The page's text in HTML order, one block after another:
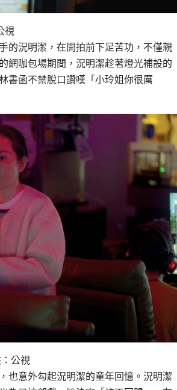
視
的況明潔，在開拍前下足苦功，不僅親
網咖包場期間，況明潔趁著燈光補設的
書函不禁脫口讚嘆「小玲姐你很厲
公視
也意外勾起況明潔的童年回憶。況明潔